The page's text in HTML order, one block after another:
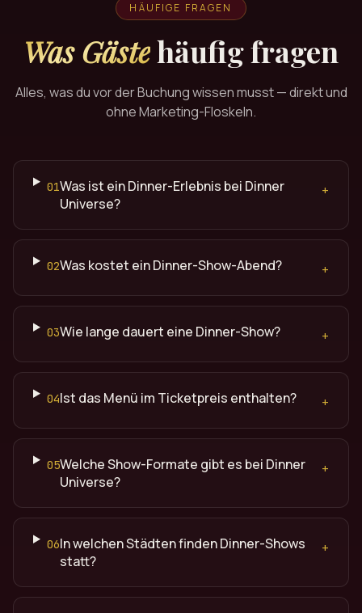
HÄUFIGE FRAGEN
Was Gästehäufig fragen
Alles, was du vor der Buchung wissen musst — direkt und
ohne Marketing-Floskeln.
01Was ist ein Dinner-Erlebnis bei Dinner
Universe?
+
02Was kostet ein Dinner-Show-Abend? +
03Wie lange dauert eine Dinner-Show? +
04Ist das Menü im Ticketpreis enthalten? +
05Welche Show-Formate gibt es bei Dinner
Universe?
+
06In welchen Städten finden Dinner-Shows
statt?
+